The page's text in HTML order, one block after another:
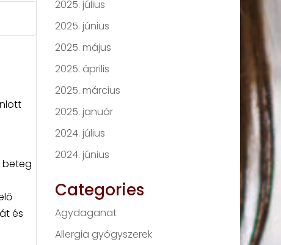
beteg
és
2025. július
2025. június
2025. május
2025. április
2025. március
2025. január
2024. július
2024. június
Categories
Agydaganat
Allergia gyógyszerek